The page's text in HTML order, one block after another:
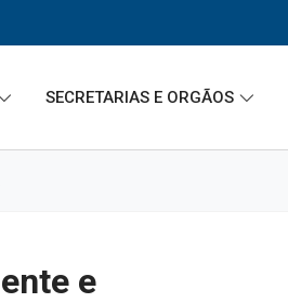
SECRETARIAS E ORGÃOS
e